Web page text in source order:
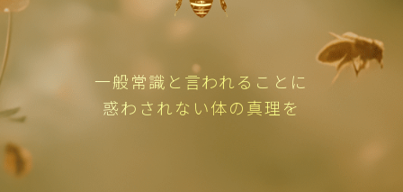
一般常識と言われることに
惑わされない体の真理を